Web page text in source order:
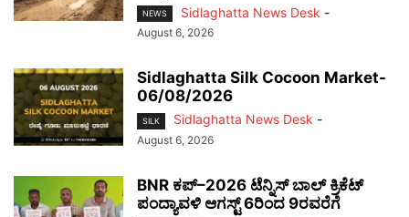
NEWS Sidlaghatta News Desk -
August 6, 2026
Sidlaghatta Silk Cocoon Market-
06/08/2026
SILK Sidlaghatta News Desk -
August 6, 2026
BNR ಕಪ್–2026 ಟೆನ್ನಿಸ್ ಬಾಲ್ ಕ್ರಿಕೆಟ್
ಪಂದ್ಯಾವಳಿ ಆಗಸ್ಟ್ 6ರಿಂದ 9ರವರೆಗೆ